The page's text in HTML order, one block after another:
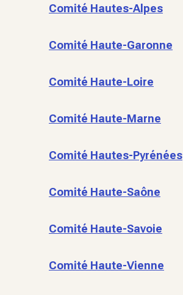
Comité Hautes-Alpes
Comité Haute-Garonne
Comité Haute-Loire
Comité Haute-Marne
Comité Hautes-Pyrénées
Comité Haute-Saône
Comité Haute-Savoie
Comité Haute-Vienne